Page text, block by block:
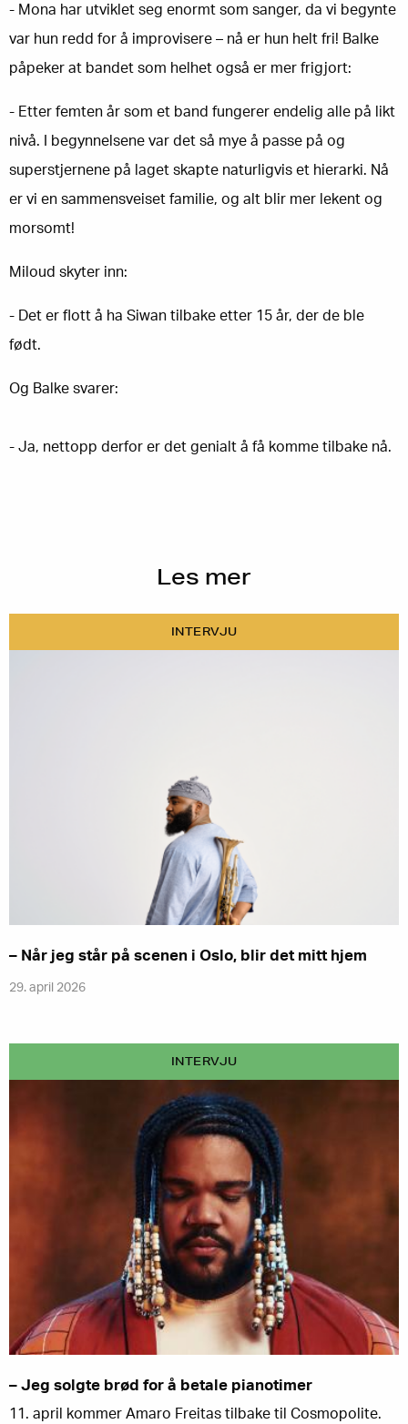
- Mona har utviklet seg enormt som sanger, da vi begynte
var hun redd for å improvisere – nå er hun helt fri! Balke
påpeker at bandet som helhet også er mer frigjort:
- Etter femten år som et band fungerer endelig alle på likt
nivå. I begynnelsene var det så mye å passe på og
superstjernene på laget skapte naturligvis et hierarki. Nå
er vi en sammensveiset familie, og alt blir mer lekent og
morsomt!
Miloud skyter inn:
- Det er flott å ha Siwan tilbake etter 15 år, der de ble
født.
Og Balke svarer:
- Ja, nettopp derfor er det genialt å få komme tilbake nå.
Les mer
INTERVJU
– Når jeg står på scenen i Oslo, blir det mitt hjem
29. april 2026
INTERVJU
– Jeg solgte brød for å betale pianotimer
11. april kommer Amaro Freitas tilbake til Cosmopolite.